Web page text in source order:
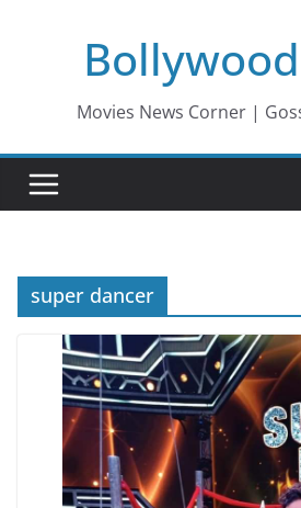
Movies News Corner |
super dancer